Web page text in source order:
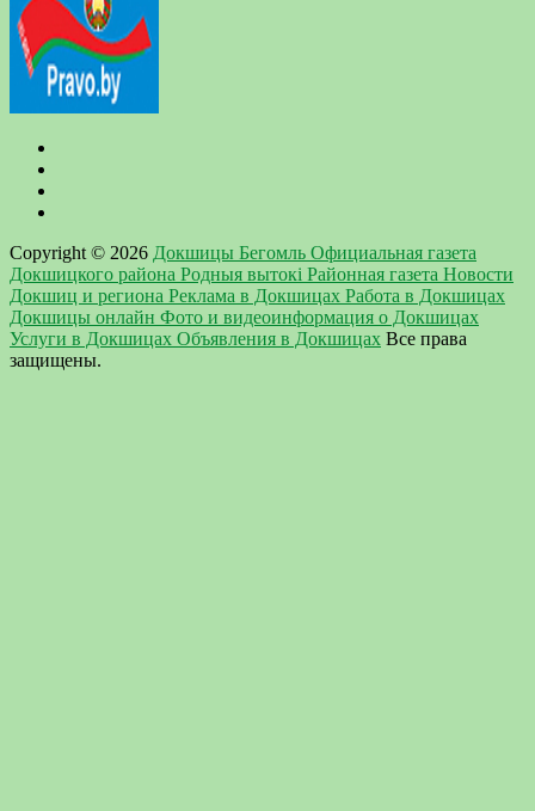
Copyright © 2026 Докшицы Бегомль Официальная газета
Докшицкого района Родныя вытокi Районная газета Новости
Докшиц и региона Реклама в Докшицах Работа в Докшицах
Докшицы онлайн Фото и видеоинформация о Докшицах
Услуги в Докшицах Объявления в Докшицах Все права
защищены.